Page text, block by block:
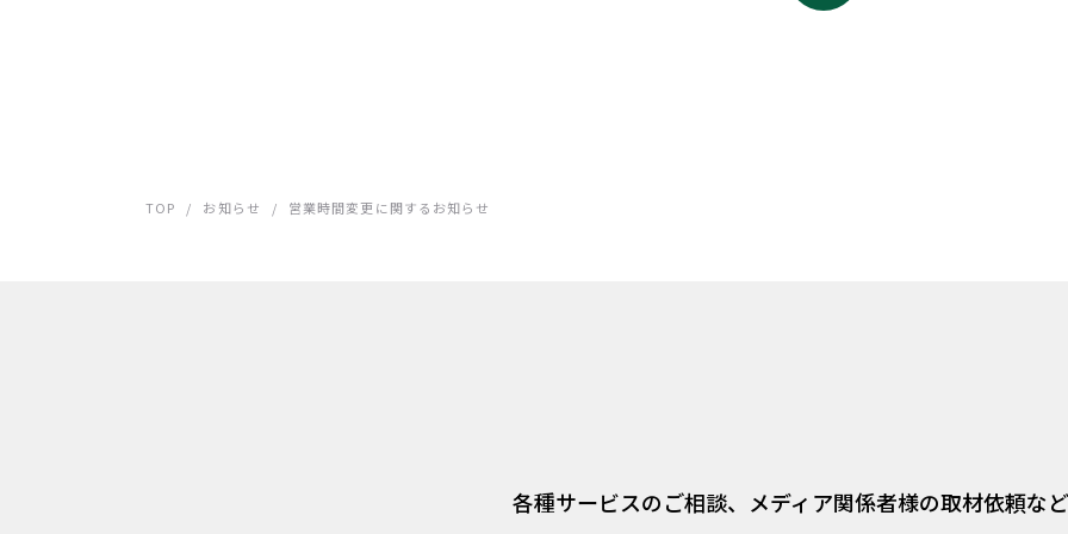
TOP / お知らせ / 営業時間変更に関するお知らせ
各種サービスのご相談、 メディア関係者様の取材依頼な